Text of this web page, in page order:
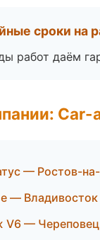
сроки на
работ даём
Car-
— Ростов-
— Владивосток
V6 — Череповец